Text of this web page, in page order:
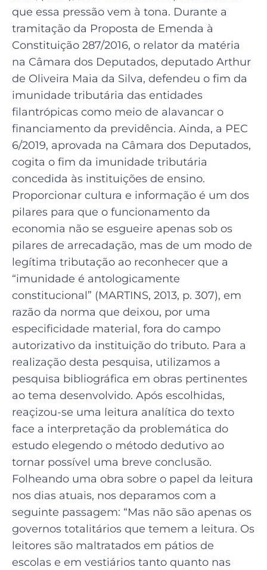
que essa pressão vem à tona. Durante a
tramitação da Proposta de Emenda à
Constituição 287/2016, o relator da matéria
na Câmara dos Deputados, deputado Arthur
de Oliveira Maia da Silva, defendeu o fim da
imunidade tributária das entidades
filantrópicas como meio de alavancar o
financiamento da previdência. Ainda, a PEC
6/2019, aprovada na Câmara dos Deputados,
cogita o fim da imunidade tributária
concedida às instituições de ensino.
Proporcionar cultura e informação é um dos
pilares para que o funcionamento da
economia não se esgueire apenas sob os
pilares de arrecadação, mas de um modo de
legítima tributação ao reconhecer que a
“imunidade é antologicamente
constitucional” (MARTINS, 2013, p. 307), em
razão da norma que deixou, por uma
especificidade material, fora do campo
autorizativo da instituição do tributo. Para a
realização desta pesquisa, utilizamos a
pesquisa bibliográfica em obras pertinentes
ao tema desenvolvido. Após escolhidas,
reaçizou-se uma leitura analítica do texto
face a interpretação da problemática do
estudo elegendo o método dedutivo ao
tornar possível uma breve conclusão.
Folheando uma obra sobre o papel da leitura
nos dias atuais, nos deparamos com a
seguinte passagem: “Mas não são apenas os
governos totalitários que temem a leitura. Os
leitores são maltratados em pátios de
escolas e em vestiários tanto quanto nas